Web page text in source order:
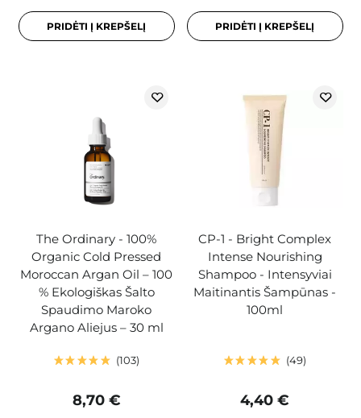
PRIDĖTI Į KREPŠELĮ PRIDĖTI Į KREPŠELĮ
The Ordinary - 100%
Organic Cold Pressed
Moroccan Argan Oil – 100
% Ekologiškas Šalto
Spaudimo Maroko
Argano Aliejus – 30 ml
103
8,70 €
CP-1 - Bright Complex
Intense Nourishing
Shampoo - Intensyviai
Maitinantis Šampūnas -
100ml
49
4,40 €